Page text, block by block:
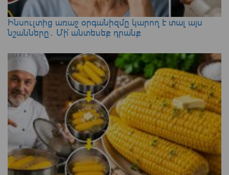
Ինսուլտից առաջ օրգանիզմը կարող է տալ այս
նշանները․ Մի՛ անտեսեք դրանք